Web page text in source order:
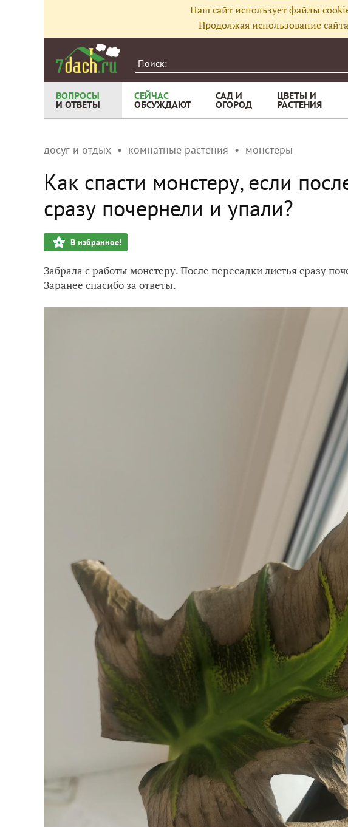
Наш сайт использует файлы
Продолжая использование
ВОПРОСЫ
И ОТВЕТЫ
СЕЙЧАС
ОБСУЖДАЮТ
САД И
ОГОРОД
ЦВЕТЫ И
РАСТЕНИЯ
досуг и отдых комнатные растения монстеры
Как спасти монстеру, если
сразу почернели и упали?
В избранное!
Забрала с работы монстеру. После пересадки листья сразу
Заранее спасибо за ответы.